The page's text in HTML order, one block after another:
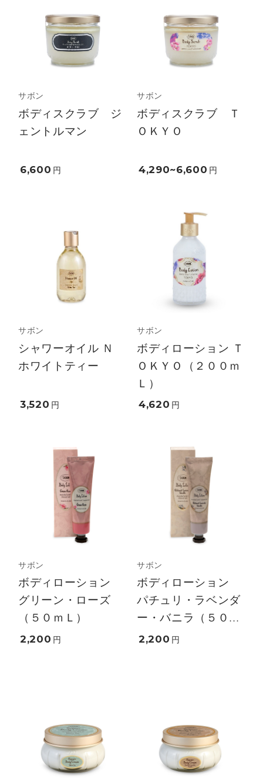
サボン
ボディスクラブ ジ
ェントルマン
6,600 円
サボン
ボディスクラブ Ｔ
ＯＫＹＯ
4,290~6,600 円
サボン
シャワーオイル Ｎ
ホワイトティー
3,520 円
サボン
ボディローション Ｔ
ＯＫＹＯ（２００ｍ
Ｌ）
4,620 円
サボン
ボディローション
グリーン・ローズ
（５０ｍＬ）
2,200 円
サボン
ボディローション
パチュリ・ラベンダ
ー・バニラ（５０...
2,200 円